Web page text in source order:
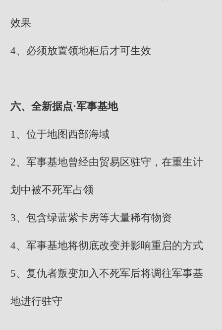
效果
4、必须放置领地柜后才可生效
六、全新据点·军事基地
1、位于地图西部海域
2、军事基地曾经由贸易区驻守，在重生计
划中被不死军占领
3、包含绿蓝紫卡房等大量稀有物资
4、军事基地将彻底改变并影响重启的方式
5、复仇者叛变加入不死军后将调往军事基
地进行驻守